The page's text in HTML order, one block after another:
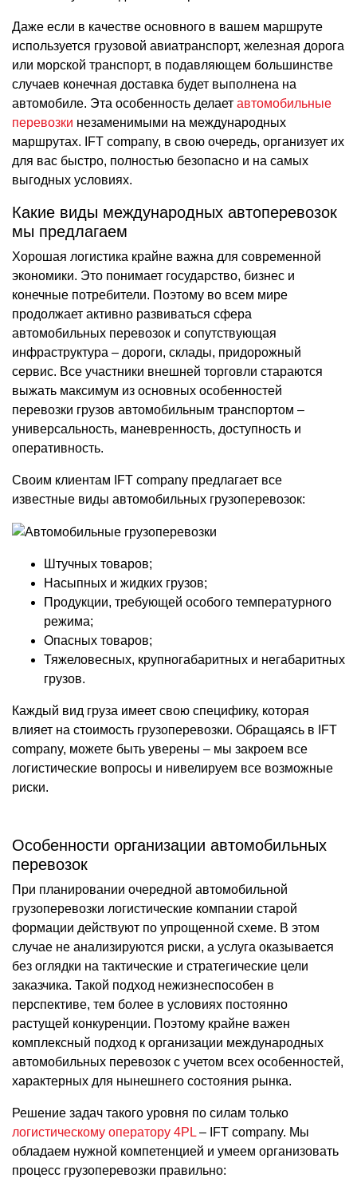
Даже если в качестве основного в вашем маршруте
используется грузовой авиатранспорт, железная дорога
или морской транспорт, в подавляющем большинстве
случаев конечная доставка будет выполнена на
автомобиле. Эта особенность делает автомобильные
перевозки незаменимыми на международных
маршрутах. IFT company, в свою очередь, организует их
для вас быстро, полностью безопасно и на самых
выгодных условиях.
Какие виды международных автоперевозок
мы предлагаем
Хорошая логистика крайне важна для современной
экономики. Это понимает государство, бизнес и
конечные потребители. Поэтому во всем мире
продолжает активно развиваться сфера
автомобильных перевозок и сопутствующая
инфраструктура – дороги, склады, придорожный
сервис. Все участники внешней торговли стараются
выжать максимум из основных особенностей
перевозки грузов автомобильным транспортом –
универсальность, маневренность, доступность и
оперативность.
Своим клиентам IFT company предлагает все
известные виды автомобильных грузоперевозок:
Штучных товаров;
Насыпных и жидких грузов;
Продукции, требующей особого температурного
режима;
Опасных товаров;
Тяжеловесных, крупногабаритных и негабаритных
грузов.
Каждый вид груза имеет свою специфику, которая
влияет на стоимость грузоперевозки. Обращаясь в IFT
company, можете быть уверены – мы закроем все
логистические вопросы и нивелируем все возможные
риски.
Особенности организации автомобильных
перевозок
При планировании очередной автомобильной
грузоперевозки логистические компании старой
формации действуют по упрощенной схеме. В этом
случае не анализируются риски, а услуга оказывается
без оглядки на тактические и стратегические цели
заказчика. Такой подход нежизнеспособен в
перспективе, тем более в условиях постоянно
растущей конкуренции. Поэтому крайне важен
комплексный подход к организации международных
автомобильных перевозок с учетом всех особенностей,
характерных для нынешнего состояния рынка.
Решение задач такого уровня по силам только
логистическому оператору 4PL – IFT company. Мы
обладаем нужной компетенцией и умеем организовать
процесс грузоперевозки правильно: